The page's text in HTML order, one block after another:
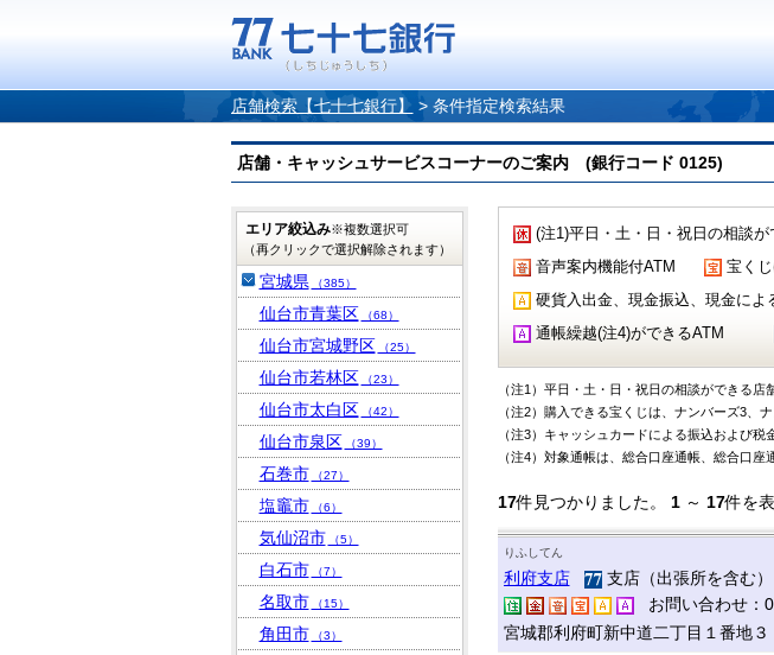
店舗検索【七十七銀行】 > 条件指定検索結果
店舗・キャッシュサービスコーナーのご案内 (銀行コード 0125)
(注1)平日・土・日・祝日の相談が
音声案内機能付ATM
宝く
硬貨入出金、現金振込、現金に
通帳繰越(注4)ができるATM
（注1）平日・土・日・祝日の相談ができる
（注2）購入できる宝くじは、ナンバーズ3、
（注3）キャッシュカードによる振込および
（注4）対象通帳は、総合口座通帳、総合口
17件見つかりました。 1～ 17件を
りふしてん
利府支店
支店（出張所を含む
お問い合わせ：
宮城郡利府町新中道二丁目１番地３
エリア絞込み※複数選択可
（再クリックで選択解除されます）
宮城県 （385）
仙台市青葉区 （68）
仙台市宮城野区 （25）
仙台市若林区 （23）
仙台市太白区 （42）
仙台市泉区 （39）
石巻市 （27）
塩竈市 （6）
気仙沼市 （5）
白石市 （7）
名取市 （15）
角田市 （3）